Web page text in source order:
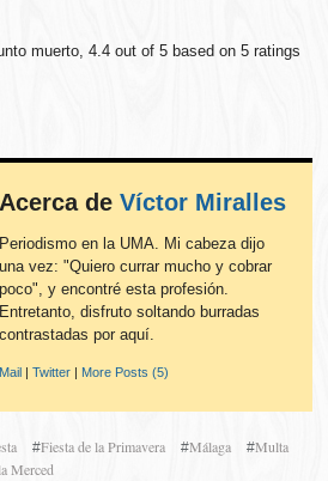
muerto,4.4 out of5 based on5 ratings
Acerca deVíctor Miralles
Periodismo en la UMA. Mi cabeza dijo
una vez: "Quiero currar mucho y cobrar
poco", y encontré esta profesión.
Entretanto, disfruto soltando burradas
contrastadas por aquí.
Mail |Twitter | More Posts (5)
#Fiesta de la Primavera #Málaga #Multa
Merced